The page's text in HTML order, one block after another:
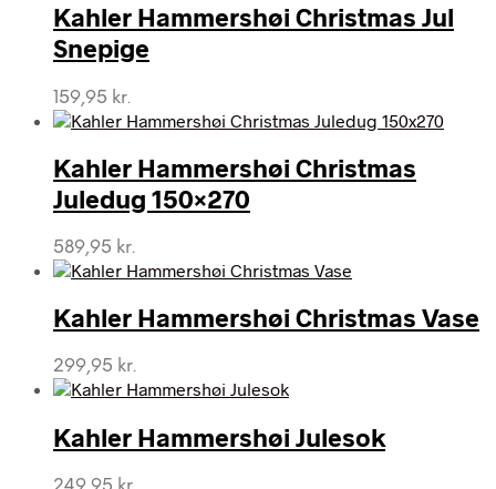
Kahler Hammershøi Christmas Jul
Snepige
159,95 kr.
Kahler Hammershøi Christmas
Juledug 150×270
589,95 kr.
Kahler Hammershøi Christmas Vase
299,95 kr.
Kahler Hammershøi Julesok